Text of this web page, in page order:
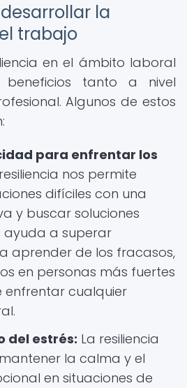
la
trabajo
en el ámbito laboral
beneficios tanto a nivel
Algunos de estos
para enfrentar los
nos permite
difíciles con una
y buscar soluciones
ayuda a superar
aprender de los fracasos,
en personas más fuertes
enfrentar cualquier
del estrés: La resiliencia
la calma y el
en situaciones de